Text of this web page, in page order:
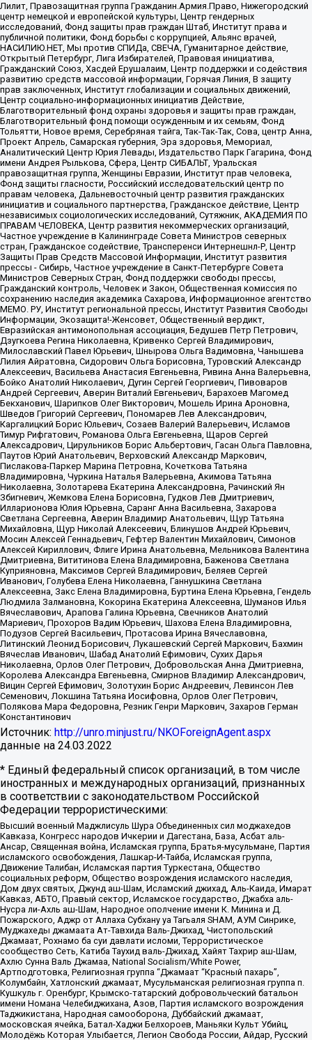
Лилит, Правозащитная группа Гражданин.Армия.Право, Нижегородский
центр немецкой и европейской культуры, Центр гендерных
исследований, Фонд защиты прав граждан Штаб, Институт права и
публичной политики, Фонд борьбы с коррупцией, Альянс врачей,
НАСИЛИЮ.НЕТ, Мы против СПИДа, СВЕЧА, Гуманитарное действие,
Открытый Петербург, Лига Избирателей, Правовая инициатива,
Гражданский Союз, Хасдей Ерушалаим, Центр поддержки и содействия
развитию средств массовой информации, Горячая Линия, В защиту
прав заключенных, Институт глобализации и социальных движений,
Центр социально-информационных инициатив Действие,
Благотворительный фонд охраны здоровья и защиты прав граждан,
Благотворительный фонд помощи осужденным и их семьям, Фонд
Тольятти, Новое время, Серебряная тайга, Так-Так-Так, Сова, центр Анна,
Проект Апрель, Самарская губерния, Эра здоровья, Мемориал,
Аналитический Центр Юрия Левады, Издательство Парк Гагарина, Фонд
имени Андрея Рылькова, Сфера, Центр СИБАЛЬТ, Уральская
правозащитная группа, Женщины Евразии, Институт прав человека,
Фонд защиты гласности, Российский исследовательский центр по
правам человека, Дальневосточный центр развития гражданских
инициатив и социального партнерства, Гражданское действие, Центр
независимых социологических исследований, Сутяжник, АКАДЕМИЯ ПО
ПРАВАМ ЧЕЛОВЕКА, Центр развития некоммерческих организаций,
Частное учреждение в Калининграде Совета Министров северных
стран, Гражданское содействие, Трансперенси Интернешнл-Р, Центр
Защиты Прав Средств Массовой Информации, Институт развития
прессы - Сибирь, Частное учреждение в Санкт-Петербурге Совета
Министров Северных Стран, Фонд поддержки свободы прессы,
Гражданский контроль, Человек и Закон, Общественная комиссия по
сохранению наследия академика Сахарова, Информационное агентство
МЕМО. РУ, Институт региональной прессы, Институт Развития Свободы
Информации, Экозащита!-Женсовет, Общественный вердикт,
Евразийская антимонопольная ассоциация, Бедушев Петр Петрович,
Дзугкоева Регина Николаевна, Кривенко Сергей Владимирович,
Милославский Павел Юрьевич, Шнырова Ольга Вадимовна, Чанышева
Лилия Айратовна, Сидорович Ольга Борисовна, Туровский Александр
Алексеевич, Васильева Анастасия Евгеньевна, Ривина Анна Валерьевна,
Бойко Анатолий Николаевич, Дугин Сергей Георгиевич, Пивоваров
Андрей Сергеевич, Аверин Виталий Евгеньевич, Барахоев Магомед
Бекханович, Шарипков Олег Викторович, Мошель Ирина Ароновна,
Шведов Григорий Сергеевич, Пономарев Лев Александрович,
Каргалицкий Борис Юльевич, Созаев Валерий Валерьевич, Исламов
Тимур Рифгатович, Романова Ольга Евгеньевна, Щаров Сергей
Алексадрович, Цирульников Борис Альбертович, Гасан Ольга Павловна,
Паутов Юрий Анатольевич, Верховский Александр Маркович,
Пислакова-Паркер Марина Петровна, Кочеткова Татьяна
Владимировна, Чуркина Наталья Валерьевна, Акимова Татьяна
Николаевна, Золотарева Екатерина Александровна, Рачинский Ян
Збигневич, Жемкова Елена Борисовна, Гудков Лев Дмитриевич,
Илларионова Юлия Юрьевна, Саранг Анна Васильевна, Захарова
Светлана Сергеевна, Аверин Владимир Анатольевич, Щур Татьяна
Михайловна, Щур Николай Алексеевич, Блинушов Андрей Юрьевич,
Мосин Алексей Геннадьевич, Гефтер Валентин Михайлович, Симонов
Алексей Кириллович, Флиге Ирина Анатольевна, Мельникова Валентина
Дмитриевна, Вититинова Елена Владимировна, Баженова Светлана
Куприяновна, Максимов Сергей Владимирович, Беляев Сергей
Иванович, Голубева Елена Николаевна, Ганнушкина Светлана
Алексеевна, Закс Елена Владимировна, Буртина Елена Юрьевна, Гендель
Людмила Залмановна, Кокорина Екатерина Алексеевна, Шуманов Илья
Вячеславович, Арапова Галина Юрьевна, Свечников Анатолий
Мариевич, Прохоров Вадим Юрьевич, Шахова Елена Владимировна,
Подузов Сергей Васильевич, Протасова Ирина Вячеславовна,
Литинский Леонид Борисович, Лукашевский Сергей Маркович, Бахмин
Вячеслав Иванович, Шабад Анатолий Ефимович, Сухих Дарья
Николаевна, Орлов Олег Петрович, Добровольская Анна Дмитриевна,
Королева Александра Евгеньевна, Смирнов Владимир Александрович,
Вицин Сергей Ефимович, Золотухин Борис Андреевич, Левинсон Лев
Семенович, Локшина Татьяна Иосифовна, Орлов Олег Петрович,
Полякова Мара Федоровна, Резник Генри Маркович, Захаров Герман
Константинович
Источник: http://unro.minjust.ru/NKOForeignAgent.aspx
данные на 24.03.2022
* Единый федеральный список организаций, в том числе
иностранных и международных организаций, признанных
в соответствии с законодательством Российской
Федерации террористическими:
Высший военный Маджлисуль Шура Объединенных сил моджахедов
Кавказа, Конгресс народов Ичкерии и Дагестана, База, Асбат аль-
Ансар, Священная война, Исламская группа, Братья-мусульмане, Партия
исламского освобождения, Лашкар-И-Тайба, Исламская группа,
Движение Талибан, Исламская партия Туркестана, Общество
социальных реформ, Общество возрождения исламского наследия,
Дом двух святых, Джунд аш-Шам, Исламский джихад, Аль-Каида, Имарат
Кавказ, АБТО, Правый сектор, Исламское государство, Джабха аль-
Нусра ли-Ахль аш-Шам, Народное ополчение имени К. Минина и Д.
Пожарского, Аджр от Аллаха Субхану уа Тагьаля SHAM, АУМ Синрике,
Муджахеды джамаата Ат-Тавхида Валь-Джихад, Чистопольский
Джамаат, Рохнамо ба суи давлати исломи, Террористическое
сообщество Сеть, Катиба Таухид валь-Джихад, Хайят Тахрир аш-Шам,
Ахлю Сунна Валь Джамаа, National Socialism/White Power,
Артподготовка, Религиозная группа “Джамаат “Красный пахарь”,
Колумбайн, Хатлонский джамаат, Мусульманская религиозная группа п.
Кушкуль г. Оренбург, Крымско-татарский добровольческий батальон
имени Номана Челебиджихана, Азов, Партия исламского возрождения
Таджикистана, Народная самооборона, Дуббайский джамаат,
московская ячейка, Батал-Хаджи Белхороев, Маньяки Культ Убийц,
Молодёжь Которая Улыбается, Легион Свобода России, Айдар, Русский